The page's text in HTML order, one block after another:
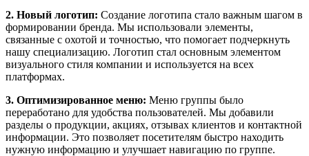
2. Новый логотип: Создание логотипа стало важным шагом в
формировании бренда. Мы использовали элементы,
связанные с охотой и точностью, что помогает подчеркнуть
нашу специализацию. Логотип стал основным элементом
визуального стиля компании и используется на всех
платформах.
3. Оптимизированное меню: Меню группы было
переработано для удобства пользователей. Мы добавили
разделы о продукции, акциях, отзывах клиентов и контактной
информации. Это позволяет посетителям быстро находить
нужную информацию и улучшает навигацию по группе.